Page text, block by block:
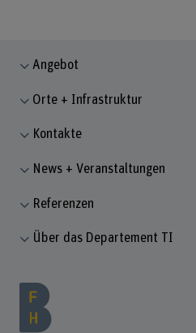
Angebot
Orte + Infrastruktur
Kontakte
News + Veranstaltungen
Referenzen
Über das Departement TI